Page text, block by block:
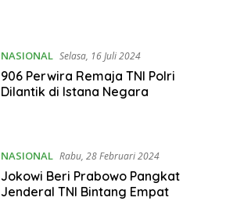
NASIONAL Selasa, 16 Juli 2024
906 Perwira Remaja TNI Polri
Dilantik di Istana Negara
NASIONAL Rabu, 28 Februari 2024
Jokowi Beri Prabowo Pangkat
Jenderal TNI Bintang Empat